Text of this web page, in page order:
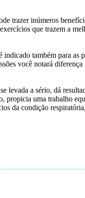
trazer inúmeros
que trazem a
indicado também para as
você notará
levada a sério, dá
propicia uma trabalho
da condição